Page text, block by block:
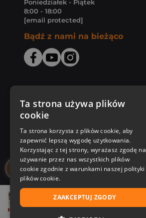
38,99 zł
Poniedziałek - Piątek
8:00 - 18:00
[email protected]
Bądź z nami na bieżąco
Zakupy u nas
Nasza oferta
Nasi autorzy
Ta strona używa plików
cookie
Ta strona korzysta z plików cookie, aby
zapewnić lepszą wygodę użytkowania.
Korzystając z tej strony, wyrażasz zgodę na
używanie przez nas wszystkich plików
cookie zgodnie z warunkami naszej polityki
plików cookie.
ZAAKCEPTUJ ZGODY